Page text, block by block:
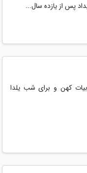
پس از یازده سال...
کهن و برای شب یلدا